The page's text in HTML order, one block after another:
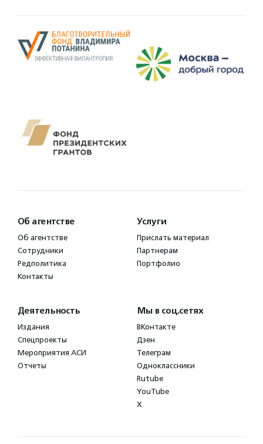
Об агентстве
Об агентстве
Сотрудники
Редполитика
Контакты
Услуги
Прислать материал
Партнерам
Портфолио
Деятельность
Издания
Спецпроекты
Мероприятия АСИ
Отчеты
Мы в соц.сетях
ВКонтакте
Дзен
Телеграм
Одноклассники
Rutube
YouTube
X